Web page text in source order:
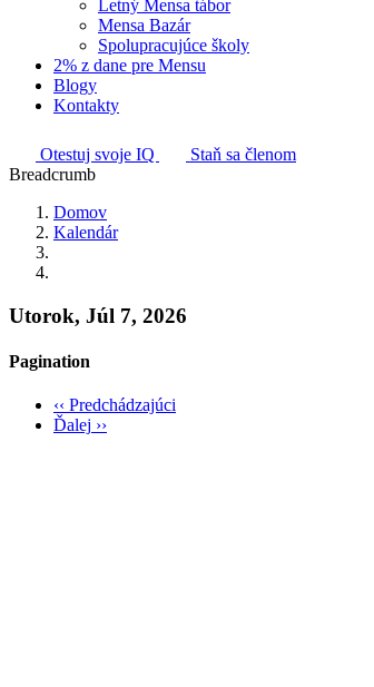
Letný Mensa tábor
Mensa Bazár
Spolupracujúce školy
2% z dane pre Mensu
Blogy
Kontakty
Otestuj svoje IQ
Staň sa členom
Breadcrumb
Domov
Kalendár
Utorok, Júl 7, 2026
Pagination
‹‹ Predchádzajúci
Ďalej ››